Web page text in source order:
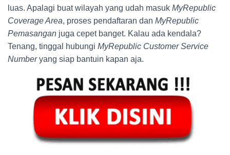
luas. Apalagi buat wilayah yang udah masuk MyRepublic
Coverage Area, proses pendaftaran dan MyRepublic
Pemasangan juga cepet banget. Kalau ada kendala?
Tenang, tinggal hubungi MyRepublic Customer Service
Numberyang siap bantuin kapan aja.